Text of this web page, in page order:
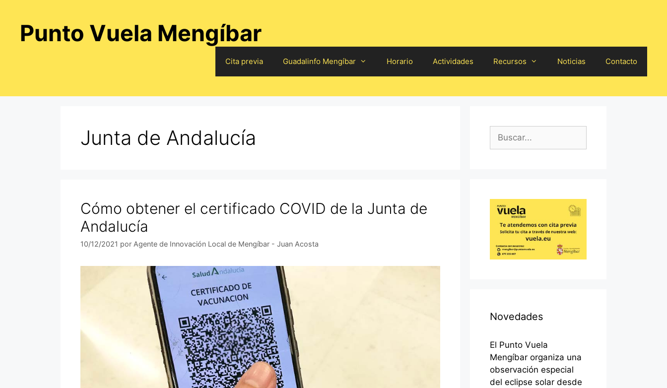
contenidoPunto Vuela Mengíbar
Cita previa Guadalinfo Mengíbar Horario Actividades Recursos Noticias Contacto
Junta de Andalucía
Cómo obtener el certificado COVID de la Junta de
Andalucía
10/12/2021 por Agente de Innovación Local de Mengíbar - Juan Acosta
Buscar:
Novedades
El Punto Vuela
Mengíbar organiza una
observación especial
del eclipse solar desde